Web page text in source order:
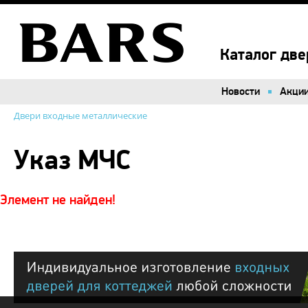
Каталог
Новости
Двери входные металлические
Указ МЧС
Элемент не найден!